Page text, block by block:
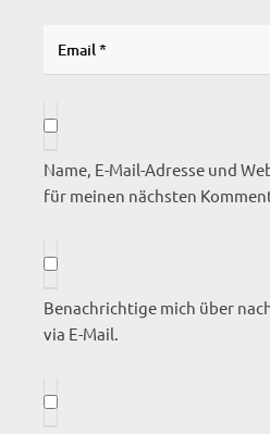
Name, E-Mail-Adresse und
für meinen nächsten
Benachrichtige mich über
via E-Mail.